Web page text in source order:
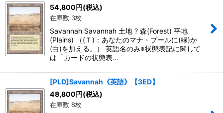
54,800円(税込)
在庫数 3枚
Savannah Savannah 土地 ? 森(Forest) 平地
(Plains) （(Ｔ)：あなたのマナ・プールに(緑)か
(白)を加える。） 英語名のみ※状態表記に関して
は「カードの状態表…
[PLD]Savannah《英語》【3ED】
48,800円(税込)
在庫数 8枚